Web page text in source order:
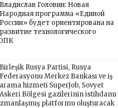
Владислав Головин: Новая
Народная программа «Единой
России» будет ориентирована на
развитие технологического
Birleşik Rusya Partisi, Rusya
Federasyonu Merkez Bankası ve iş
arama hizmeti SuperJob, Sovyet
Askeri Bölgesi gazilerinin istihdamı
platformu oluşturacak